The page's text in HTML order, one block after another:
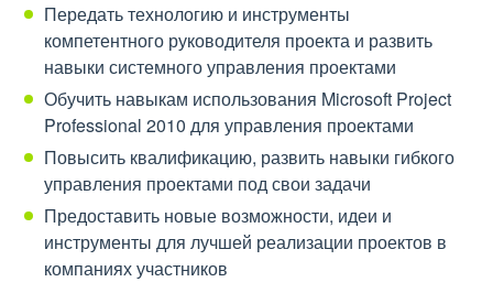
Передать технологию и инструменты
компетентного руководителя проекта и развить
навыки системного управления проектами
Обучить навыкам использования Microsoft Project
Professional 2010 для управления проектами
Повысить квалификацию, развить навыки гибкого
управления проектами под свои задачи
Предоставить новые возможности, идеи и
инструменты для лучшей реализации проектов в
компаниях участников